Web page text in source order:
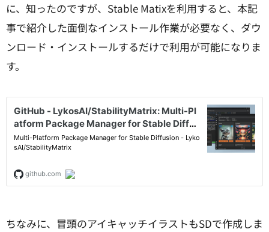
に、知ったのですが、Stable Matixを利用すると、本記
事で紹介した面倒なインストール作業が必要なく、ダウ
ンロード・インストールするだけで利用が可能になりま
す。
ちなみに、冒頭のアイキャッチイラストもSDで作成しま